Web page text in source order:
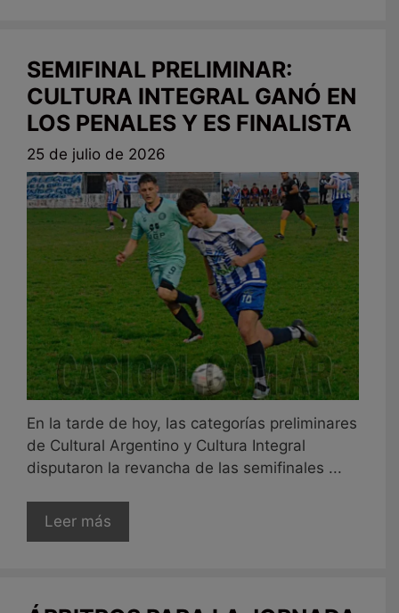
SEMIFINAL PRELIMINAR:
CULTURA INTEGRAL GANÓ EN
LOS PENALES Y ES FINALISTA
25 de julio de 2026
En la tarde de hoy, las categorías preliminares
de Cultural Argentino y Cultura Integral
disputaron la revancha de las semifinales ...
Leer más